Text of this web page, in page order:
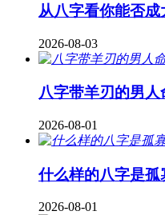
从八字看你能否成
2026-08-03
八字带羊刃的男人
2026-08-01
什么样的八字是
2026-08-01